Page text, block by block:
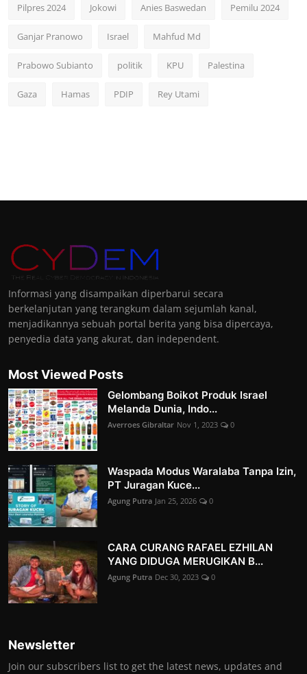
Pilpres 2024 Jokowi Anies Baswedan Pemilu 2024
Ganjar Pranowo Israel Mahfud Md
Prabowo Subianto politik KPU Palestina
Gaza Hamas PDIP Rey Utami
Informasi yang disampaikan diperbarui secara
berkelanjutan yang terangkum dalam sejumlah kanal,
menjadikannya sebuah portal berita yang bisa dipercaya,
penyedia data yang akurat, dan independent.
Most Viewed Posts
Gelombang Boikot Produk Israel
Melanda Dunia, Indo...
Averroes Gibraltar Nov 1, 2023 0
Waspada Modus Waralaba Tanpa Izin,
PT Juragan Kuce...
Agung Putra Jan 25, 2026 0
CARA CURANG RAFAEL EZHILAN
YANG DIDUGA MERUGIKAN B...
Agung Putra Dec 30, 2023 0
Newsletter
Join our subscribers list to get the latest news, updates and